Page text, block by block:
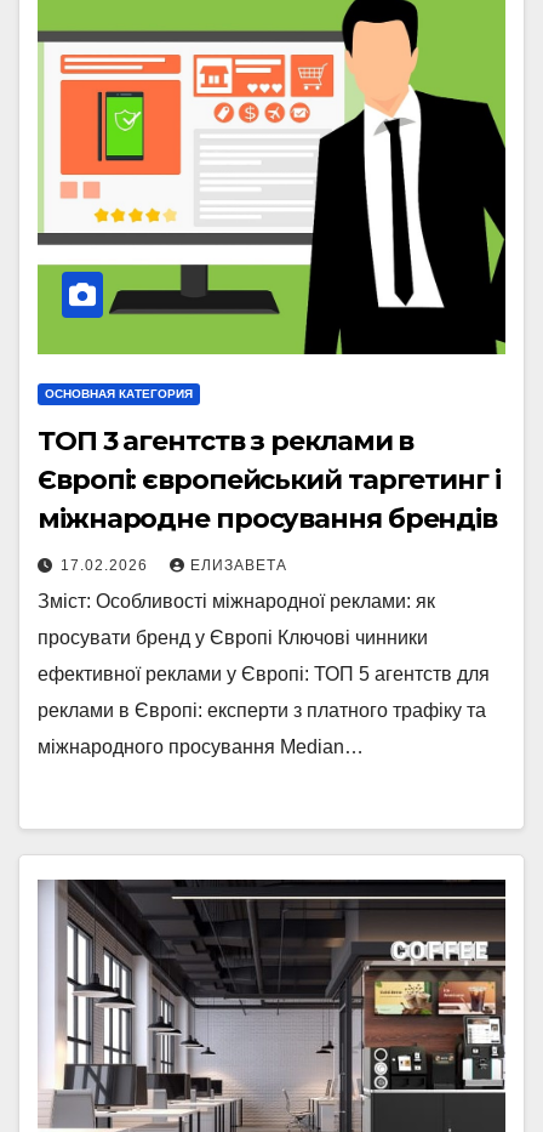
ОСНОВНАЯ КАТЕГОРИЯ
ТОП 3 агентств з реклами в
Європі: європейський таргетинг і
міжнародне просування брендів
17.02.2026 ЕЛИЗАВЕТА
Зміст: Особливості міжнародної реклами: як
просувати бренд у Європі Ключові чинники
ефективної реклами у Європі: ТОП 5 агентств для
реклами в Європі: експерти з платного трафіку та
міжнародного просування Median…